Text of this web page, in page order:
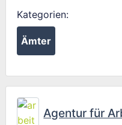
Kategorien:
Ämter
Agentur für